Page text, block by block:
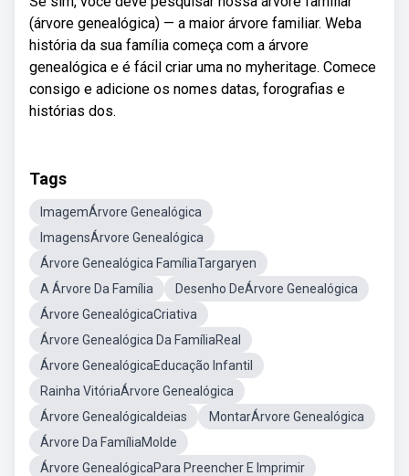
(árvore genealógica) — a maior árvore familiar. Weba
história da sua família começa com a árvore
genealógica e é fácil criar uma no myheritage. Comece
consigo e adicione os nomes datas, forografias e
histórias dos.
Tags
ImagemÁrvore Genealógica
ImagensÁrvore Genealógica
Árvore Genealógica FamíliaTargaryen
A Árvore Da Família
Desenho DeÁrvore Genealógica
Árvore GenealógicaCriativa
Árvore Genealógica Da FamíliaReal
Árvore GenealógicaEducação Infantil
Rainha VitóriaÁrvore Genealógica
Árvore GenealógicaIdeias
MontarÁrvore Genealógica
Árvore Da FamíliaMolde
Árvore GenealógicaPara Preencher E Imprimir